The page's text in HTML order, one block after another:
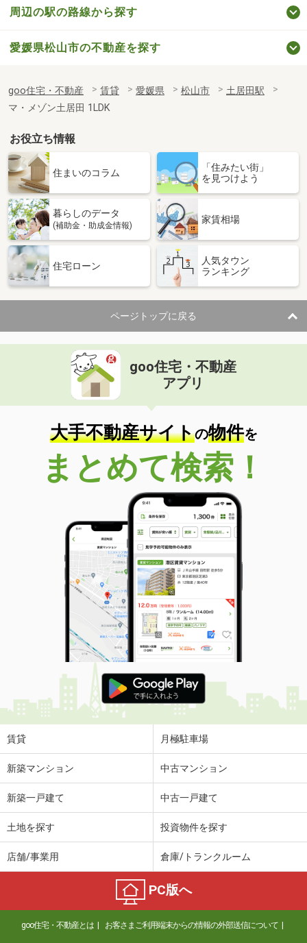
周辺の駅の路線から探す
愛媛県松山市の不動産を探す
goo住宅・不動産 賃貸 愛媛県 松山市
土居田駅
マ・メゾン土居田 1LDK
お役立ち情報
住まいのコラム
「住みたい街」
を見つけよう
暮らしのデータ
(補助金・助成金情報)
家賃相場
住宅ローン
人気タウン
ランキング
ページトップに戻る
goo住宅・不動産
アプリ
大手不動産サイトの物件を
まとめて検索！
賃貸 月極駐車場
新築マンション 中古マンション
新築一戸建て 中古一戸建て
土地を探す 投資物件を探す
店舗/事業用 倉庫/トランクルーム
PC版へ
goo住宅・不動産とは お客さまご利用端末からの情報の外部送信について